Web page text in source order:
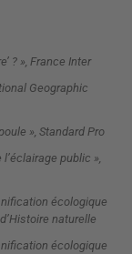
? », France Inter
Geographic
», Standard Pro
public »,
écologique
naturelle
écologique